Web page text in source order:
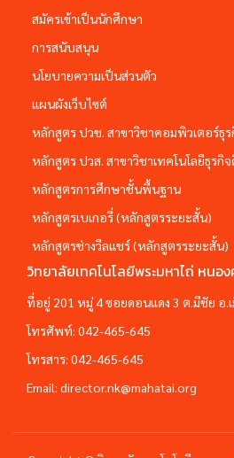
สมัครเข้าเป็นนักศึกษา
การสนับสนุน
นโยบายความเป็นส่วนตัว
แผนผังเว็บไซต์
หลักสูตร ปวช. สาขาวิชาคอมพิวเตอร์ธุร
หลักสูตร ปวส. สาขาวิชาเทคโนโลยีธุรกิ
หลักสูตรการศึกษาชั้นพื้นฐาน
หลักสูตรเบเกอรี่ (หลักสูตรระยะสั้น)
หลักสูตรช่างวีลแชร์ (หลักสูตรระยะสั้น)
วิทยาลัยเทคโนโลยีพระมหาไถ่ หนอ
ที่อยู่ 201 หมู่ 4 ซอยดอนแดง 3 ต.มีชัย อ.
โทรศัพท์: 042-465-645
โทรสาร: 042-465-645
Email: director.nk@mahatai.org